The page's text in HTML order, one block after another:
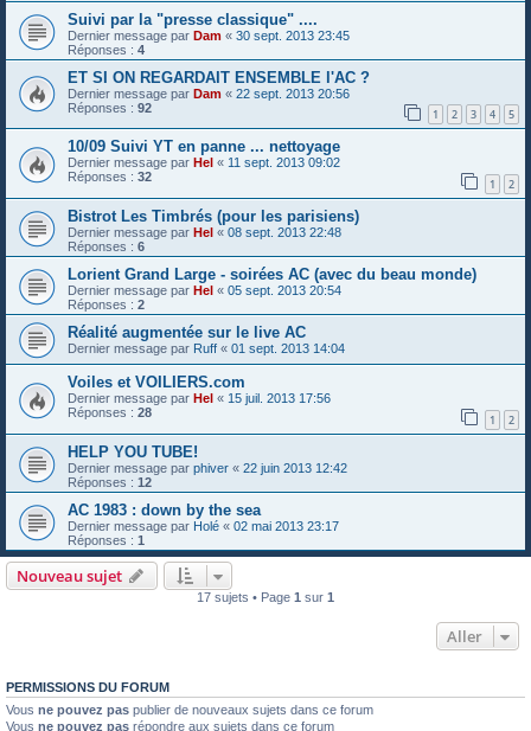
Suivi par la "presse classique" ....
Dernier message par Dam « 30 sept. 2013 23:45
Réponses : 4
ET SI ON REGARDAIT ENSEMBLE l'AC ?
Dernier message par Dam « 22 sept. 2013 20:56
Réponses : 92 1 2 3 4 5
10/09 Suivi YT en panne ... nettoyage
Dernier message par Hel « 11 sept. 2013 09:02
Réponses : 32 1 2
Bistrot Les Timbrés (pour les parisiens)
Dernier message par Hel « 08 sept. 2013 22:48
Réponses : 6
Lorient Grand Large - soirées AC (avec du beau monde)
Dernier message par Hel « 05 sept. 2013 20:54
Réponses : 2
Réalité augmentée sur le live AC
Dernier message par Ruff « 01 sept. 2013 14:04
Voiles et VOILIERS.com
Dernier message par Hel « 15 juil. 2013 17:56
Réponses : 28 1 2
HELP YOU TUBE!
Dernier message par phiver « 22 juin 2013 12:42
Réponses : 12
AC 1983 : down by the sea
Dernier message par Holé « 02 mai 2013 23:17
Réponses : 1
Nouveau sujet
17 sujets • Page 1 sur 1
Aller
PERMISSIONS DU FORUM
Vous ne pouvez pas publier de nouveaux sujets dans ce forum
Vous ne pouvez pas répondre aux sujets dans ce forum